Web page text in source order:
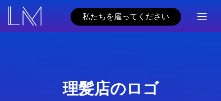
私たちを雇ってください
理髪店のロゴ